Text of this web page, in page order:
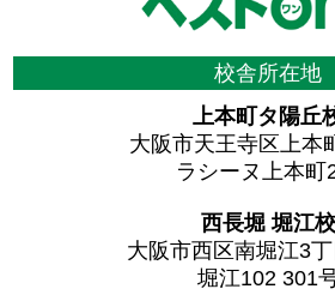
校舎所在地
上本町タ陽丘
大阪市天王寺区上本
ラシーヌ上本町
西長堀 堀江校
大阪市西区南堀江3
堀江102 301